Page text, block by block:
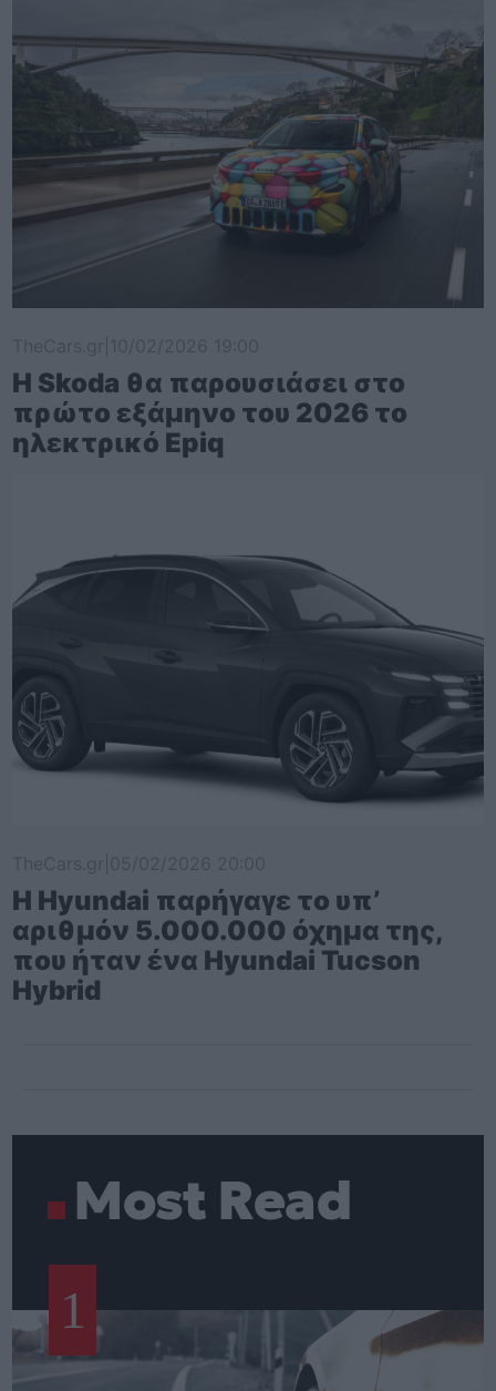
Η Skoda θα παρουσιάσει στο
πρώτο εξάμηνο του 2026 το
ηλεκτρικό Epiq
Η Hyundai παρήγαγε το υπ’
αριθμόν 5.000.000 όχημα της,
που ήταν ένα Hyundai Tucson
Hybrid
Most Read
1